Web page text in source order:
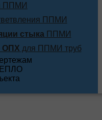
ППМИ
ППМИ
стыкаППМИ
ОПХ для ППМИ труб